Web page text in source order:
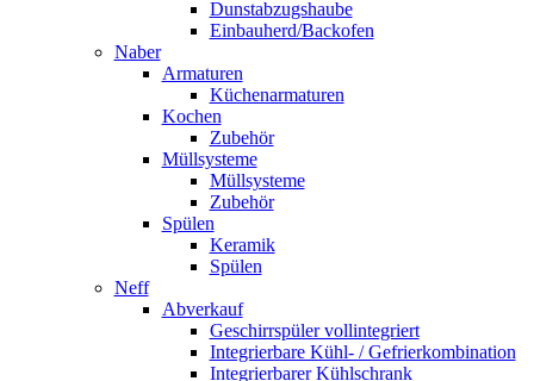
Dunstabzugshaube
Einbauherd/Backofen
Naber
Armaturen
Küchenarmaturen
Kochen
Zubehör
Müllsysteme
Müllsysteme
Zubehör
Spülen
Keramik
Spülen
Neff
Abverkauf
Geschirrspüler vollintegriert
Integrierbare Kühl- / Gefrierkombination
Integrierbarer Kühlschrank